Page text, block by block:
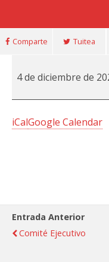
Comparte Tuitea
Ejecutivo
4 de diciembre de
iCalGoogle Calendar
Entrada Anterior
Comité Ejecutivo